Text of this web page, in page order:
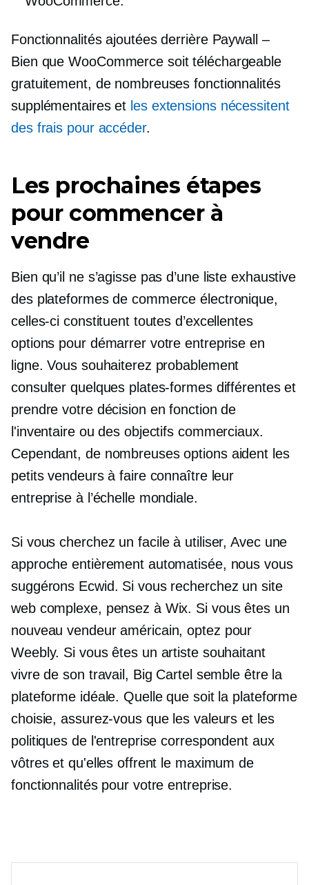
Fonctionnalités ajoutées derrière Paywall –
Bien que WooCommerce soit téléchargeable
gratuitement, de nombreuses fonctionnalités
supplémentaires et les extensions nécessitent
des frais pour accéder.
Les prochaines étapes
pour commencer à
vendre
Bien qu’il ne s’agisse pas d’une liste exhaustive
des plateformes de commerce électronique,
celles-ci constituent toutes d’excellentes
options pour démarrer votre entreprise en
ligne. Vous souhaiterez probablement
consulter quelques plates-formes différentes et
prendre votre décision en fonction de
l'inventaire ou des objectifs commerciaux.
Cependant, de nombreuses options aident les
petits vendeurs à faire connaître leur
entreprise à l’échelle mondiale.
Si vous cherchez un facile à utiliser, Avec une
approche entièrement automatisée, nous vous
suggérons Ecwid. Si vous recherchez un site
web complexe, pensez à Wix. Si vous êtes un
nouveau vendeur américain, optez pour
Weebly. Si vous êtes un artiste souhaitant
vivre de son travail, Big Cartel semble être la
plateforme idéale. Quelle que soit la plateforme
choisie, assurez-vous que les valeurs et les
politiques de l'entreprise correspondent aux
vôtres et qu'elles offrent le maximum de
fonctionnalités pour votre entreprise.